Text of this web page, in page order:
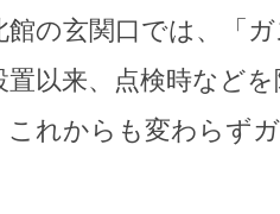
館の玄関口では、「
以来、点検時など
れからも変わらず